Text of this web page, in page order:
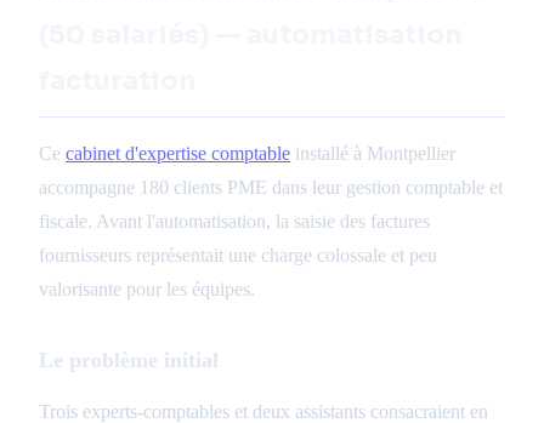
Ce cabinet d'expertise comptable installé à Montpellier
accompagne 180 clients PME dans leur gestion comptable et
fiscale. Avant l'automatisation, la saisie des factures
fournisseurs représentait une charge colossale et peu
valorisante pour les équipes.
Le problème initial
Trois experts-comptables et deux assistants consacraient en